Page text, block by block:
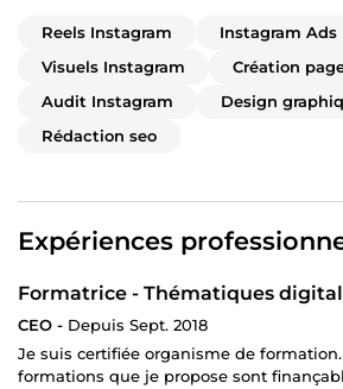
Reels Instagram
Instagram Ads
Visuels Instagram
Création
Audit Instagram
Design
Rédaction seo
Expériences
Formatrice - Thématiques
CEO - Depuis Sept. 2018
Je suis certifiée organisme de
formations que je propose sont